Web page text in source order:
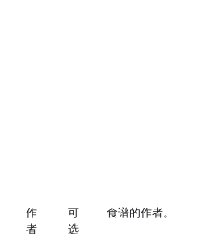
作
者
可
选
食谱的作者。